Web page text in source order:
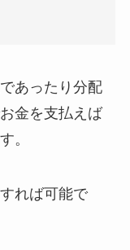
あったり分配
金を支払えば
。
れば可能で